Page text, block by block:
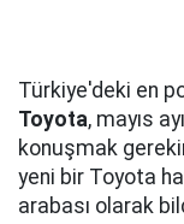
Türkiye'deki en
Toyota, mayıs
konuşmak
yeni bir Toyota
arabası olarak